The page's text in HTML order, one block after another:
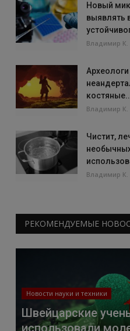
Новый
выявлять
Владимир К.
Владимир К.
Чистит,
Владимир К.
РЕКОМЕНДУЕМЫЕ
Новости науки и техники
Швейцарские
использовали